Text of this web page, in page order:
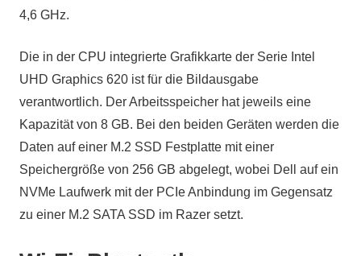
4,6 GHz.
Die in der CPU integrierte Grafikkarte der Serie Intel
UHD Graphics 620 ist für die Bildausgabe
verantwortlich. Der Arbeitsspeicher hat jeweils eine
Kapazität von 8 GB. Bei den beiden Geräten werden die
Daten auf einer M.2 SSD Festplatte mit einer
Speichergröße von 256 GB abgelegt, wobei Dell auf ein
NVMe Laufwerk mit der PCIe Anbindung im Gegensatz
zu einer M.2 SATA SSD im Razer setzt.